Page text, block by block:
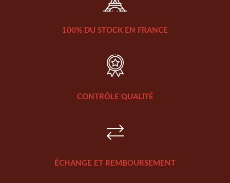
100% DU STOCK EN FRANCE
CONTRÔLE QUALITÉ
ÉCHANGE ET REMBOURSEMENT